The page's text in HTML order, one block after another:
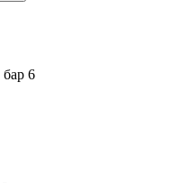
бар 6